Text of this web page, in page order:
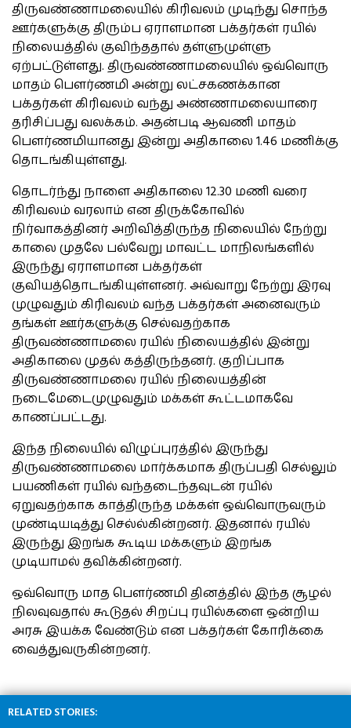
திருவண்ணாமலையில் கிரிவலம் முடிந்து சொந்த
ஊர்களுக்கு திரும்ப ஏராளமான பக்தர்கள் ரயில்
நிலையத்தில் குவிந்ததால் தள்ளுமுள்ளு
ஏற்பட்டுள்ளது. திருவண்ணாமலையில் ஒவ்வொரு
மாதம் பௌர்ணமி அன்று லட்சகணக்கான
பக்தர்கள் கிரிவலம் வந்து அண்ணாமலையாரை
தரிசிப்பது வலக்கம். அதன்படி ஆவணி மாதம்
பௌர்ணமியானது இன்று அதிகாலை 1.46 மணிக்கு
தொடங்கியுள்ளது.
தொடர்ந்து நாளை அதிகாலை 12.30 மணி வரை
கிரிவலம் வரலாம் என திருக்கோவில்
நிர்வாகத்தினர் அறிவித்திருந்த நிலையில் நேற்று
காலை முதலே பல்வேறு மாவட்ட மாநிலங்களில்
இருந்து ஏராளமான பக்தர்கள்
குவியத்தொடங்கியுள்ளனர். அவ்வாறு நேற்று இரவு
முழுவதும் கிரிவலம் வந்த பக்தர்கள் அனைவரும்
தங்கள் ஊர்களுக்கு செல்வதற்காக
திருவண்ணாமலை ரயில் நிலையத்தில் இன்று
அதிகாலை முதல் கத்திருந்தனர். குறிப்பாக
திருவண்ணாமலை ரயில் நிலையத்தின்
நடைமேடைமுழுவதும் மக்கள் கூட்டமாகவே
காணப்பட்டது.
இந்த நிலையில் விழுப்புரத்தில் இருந்து
திருவண்ணாமலை மார்க்கமாக திருப்பதி செல்லும்
பயணிகள் ரயில் வந்தடைந்தவுடன் ரயில்
ஏறுவதற்காக காத்திருந்த மக்கள் ஒவ்வொருவரும்
முண்டியடித்து செல்ல்கின்றனர். இதனால் ரயில்
இருந்து இறங்க கூடிய மக்களும் இறங்க
முடியாமல் தவிக்கின்றனர்.
ஒவ்வொரு மாத பௌர்ணமி தினத்தில் இந்த சூழல்
நிலவுவதால் கூடுதல் சிறப்பு ரயில்களை ஒன்றிய
அரசு இயக்க வேண்டும் என பக்தர்கள் கோரிக்கை
வைத்துவருகின்றனர்.
RELATED STORIES: